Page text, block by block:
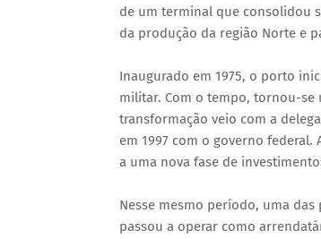
de um terminal que consolidou
da produção da região Norte e
Inaugurado em 1975, o porto
militar. Com o tempo, tornou-se
transformação veio com a
em 1997 com o governo
a uma nova fase de
Nesse mesmo período, uma
passou a operar como